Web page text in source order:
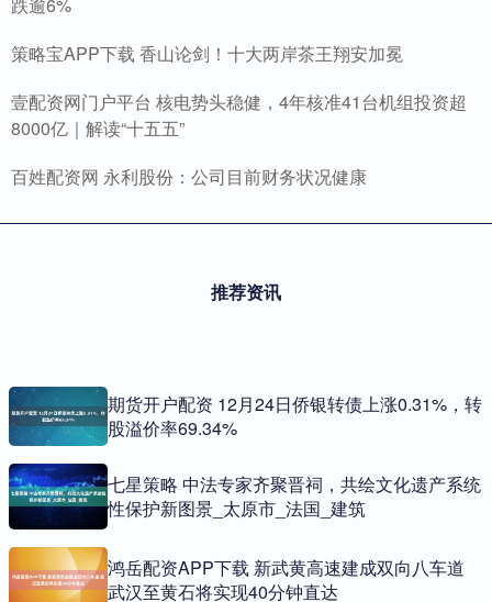
跌逾6%
策略宝APP下载 香山论剑！十大两岸茶王翔安加冕
壹配资网门户平台 核电势头稳健，4年核准41台机组投资超
8000亿｜解读“十五五”
百姓配资网 永利股份：公司目前财务状况健康
推荐资讯
期货开户配资 12月24日侨银转债上涨0.31%，转
股溢价率69.34%
七星策略 中法专家齐聚晋祠，共绘文化遗产系统
性保护新图景_太原市_法国_建筑
鸿岳配资APP下载 新武黄高速建成双向八车道
武汉至黄石将实现40分钟直达